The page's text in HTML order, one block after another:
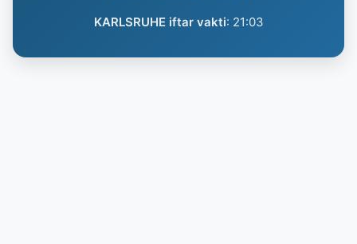
KARLSRUHE iftar vakti: 21:03